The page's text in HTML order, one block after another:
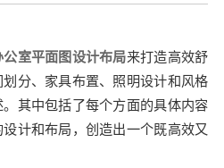
公室平面图设计布局来打造高效舒
分、家具布置、照明设计和风格
其中包括了每个方面的具体内容
计和布局，创造出一个既高效又